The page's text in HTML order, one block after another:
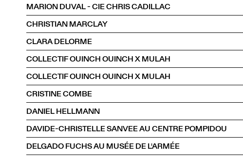
MARION DUVAL - CIE CHRIS CADILLAC
CHRISTIAN MARCLAY
CLARA DELORME
COLLECTIF OUINCH OUINCH X MULAH
COLLECTIF OUINCH OUINCH X MULAH
CRISTINE COMBE
DANIEL HELLMANN
DAVIDE-CHRISTELLE SANVEE AU CENTRE POMPIDOU
DELGADO FUCHS AU MUSÉE DE L'ARMÉE